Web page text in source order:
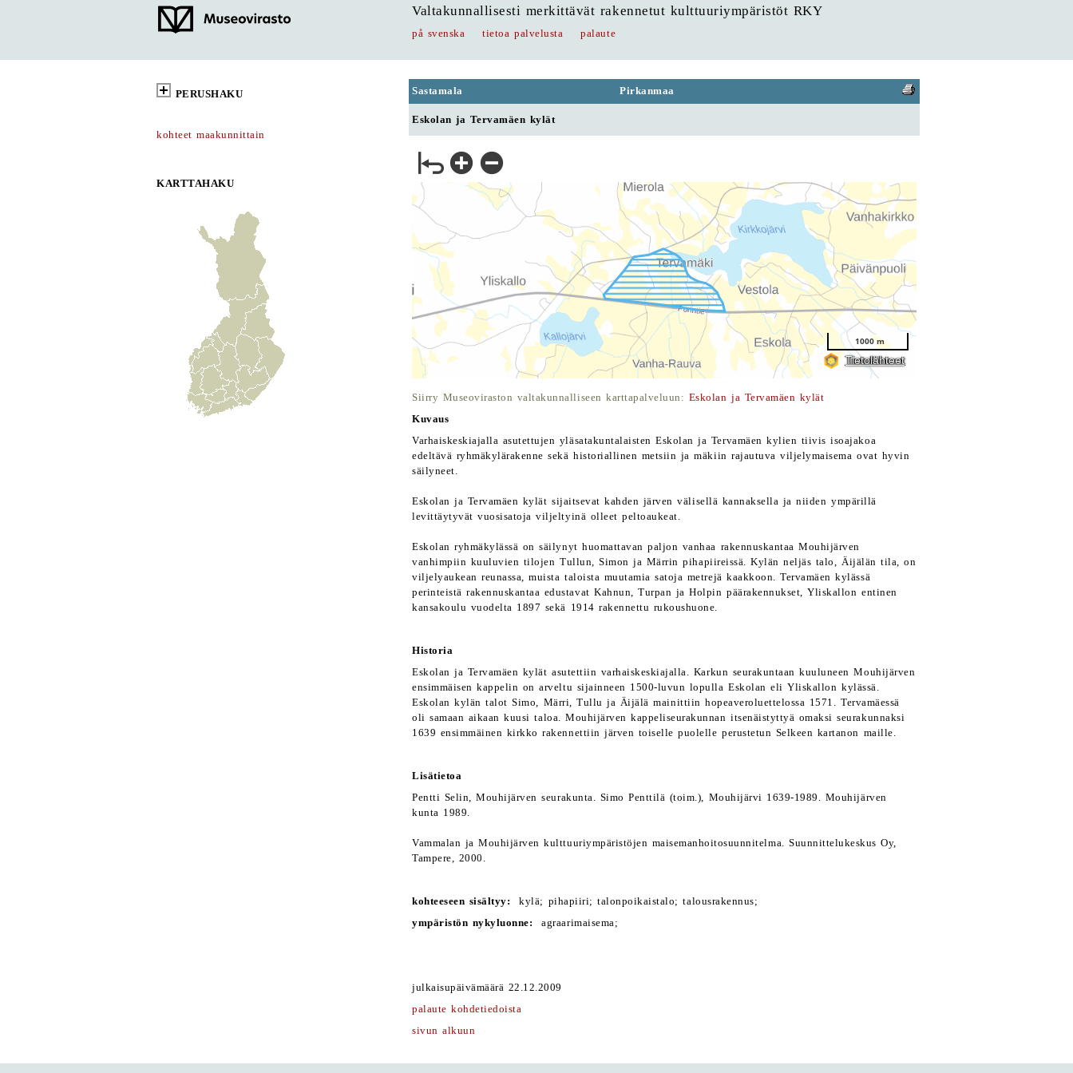
Valtakunnallisesti merkittävät rakennetut kulttuuriympäristöt RKY
på svenska tietoa palvelusta palaute
PERUSHAKU
kohteet maakunnittain
KARTTAHAKU
Sastamala Pirkanmaa
Eskolan ja Tervamäen kylät
Siirry Museoviraston valtakunnalliseen karttapalveluun: Eskolan ja Tervamäen kylät
Kuvaus
Varhaiskeskiajalla asutettujen yläsatakuntalaisten Eskolan ja Tervamäen kylien tiivis isoajakoa
edeltävä ryhmäkylärakenne sekä historiallinen metsiin ja mäkiin rajautuva viljelymaisema ovat hyvin
säilyneet.
Eskolan ja Tervamäen kylät sijaitsevat kahden järven välisellä kannaksella ja niiden ympärillä
levittäytyvät vuosisatoja viljeltyinä olleet peltoaukeat.
Eskolan ryhmäkylässä on säilynyt huomattavan paljon vanhaa rakennuskantaa Mouhijärven
vanhimpiin kuuluvien tilojen Tullun, Simon ja Märrin pihapiireissä. Kylän neljäs talo, Äijälän tila, on
viljelyaukean reunassa, muista taloista muutamia satoja metrejä kaakkoon. Tervamäen kylässä
perinteistä rakennuskantaa edustavat Kahnun, Turpan ja Holpin päärakennukset, Yliskallon entinen
kansakoulu vuodelta 1897 sekä 1914 rakennettu rukoushuone.
Historia
Eskolan ja Tervamäen kylät asutettiin varhaiskeskiajalla. Karkun seurakuntaan kuuluneen Mouhijärven
ensimmäisen kappelin on arveltu sijainneen 1500-luvun lopulla Eskolan eli Yliskallon kylässä.
Eskolan kylän talot Simo, Märri, Tullu ja Äijälä mainittiin hopeaveroluettelossa 1571. Tervamäessä
oli samaan aikaan kuusi taloa. Mouhijärven kappeliseurakunnan itsenäistyttyä omaksi seurakunnaksi
1639 ensimmäinen kirkko rakennettiin järven toiselle puolelle perustetun Selkeen kartanon maille.
Lisätietoa
Pentti Selin, Mouhijärven seurakunta. Simo Penttilä (toim.), Mouhijärvi 1639-1989. Mouhijärven
kunta 1989.
Vammalan ja Mouhijärven kulttuuriympäristöjen maisemanhoitosuunnitelma. Suunnittelukeskus Oy,
Tampere, 2000.
kohteeseen sisältyy: kylä; pihapiiri; talonpoikaistalo; talousrakennus;
ympäristön nykyluonne: agraarimaisema;
julkaisupäivämäärä 22.12.2009
palaute kohdetiedoista
sivun alkuun